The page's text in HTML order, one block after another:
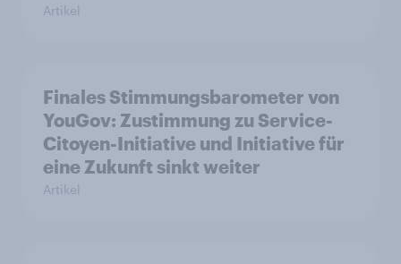
Artikel
Finales Stimmungsbarometer von
YouGov: Zustimmung zu Service-
Citoyen-Initiative und Initiative für
eine Zukunft sinkt weiter
Artikel